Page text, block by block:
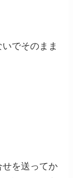
でそのまま
を送ってか